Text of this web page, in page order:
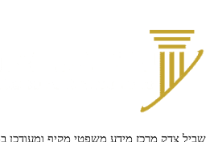
שביל צדק מרכז מידע משפטי מקיף ומעודכן